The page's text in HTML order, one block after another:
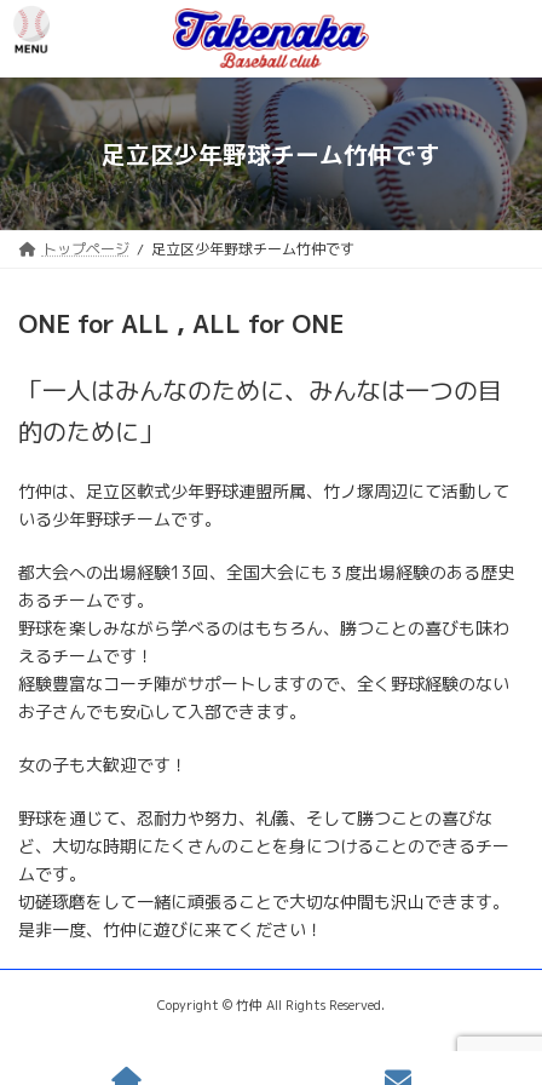
テ
ン
ツ
へ
ス
キ
ッ
プ
ゲ
ー
シ
ョ
ン
に
移
動
足立区少年野球チーム竹仲です
トップページ 足立区少年野球チーム竹仲です
ONE for ALL , ALL for ONE
「一人はみんなのために、みんなは一つの目
的のために」
竹仲は、足立区軟式少年野球連盟所属、竹ノ塚周辺にて活動して
いる少年野球チームです。
都大会への出場経験13回、全国大会にも３度出場経験のある歴史
あるチームです。
野球を楽しみながら学べるのはもちろん、勝つことの喜びも味わ
えるチームです！
経験豊富なコーチ陣がサポートしますので、全く野球経験のない
お子さんでも安心して入部できます。
女の子も大歓迎です！
野球を通じて、忍耐力や努力、礼儀、そして勝つことの喜びな
ど、大切な時期にたくさんのことを身につけることのできるチー
ムです。
切磋琢磨をして一緒に頑張ることで大切な仲間も沢山できます。
是非一度、竹仲に遊びに来てください！
Copyright © 竹仲 All Rights Reserved.